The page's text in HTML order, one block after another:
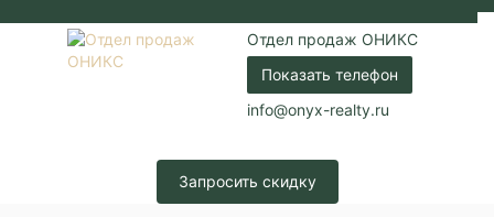
Отдел продаж ОНИКС
Показать телефон
info@onyx-realty.ru
Запросить скидку